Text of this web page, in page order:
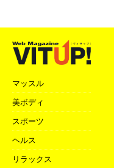
マッスル
美ボディ
スポーツ
ヘルス
リラックス